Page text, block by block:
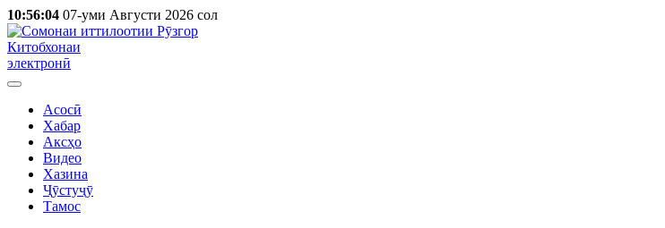
10:56:04 07-уми Августи 2026 сол
Китобхонаи
электронӣ
Асосӣ
Хабар
Аксҳо
Видео
Хазина
Ҷӯстуҷӯ
Тамос